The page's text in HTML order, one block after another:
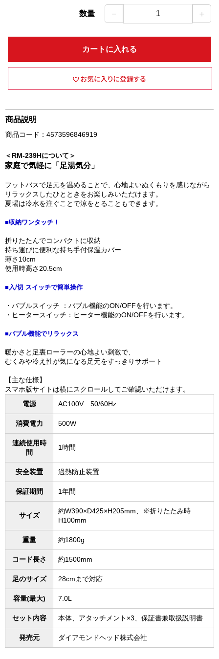
数量 － 1 ＋
カートに入れる
商品説明
商品コード：4573596846919
＜RM-239Hについて＞
家庭で気軽に「足湯気分」
フットバスで足元を温めることで、心地よいぬくもりを感じながら
リラックスしたひとときをお楽しみいただけます。
夏場は冷水を注ぐことで涼をとることもできます。
■収納ワンタッチ！
折りたたんでコンパクトに収納
持ち運びに便利な持ち手付保温カバー
薄さ10cm
使用時高さ20.5cm
■入/切 スイッチで簡単操作
・バブルスイッチ ：バブル機能のON/OFFを行います。
・ヒータースイッチ：ヒーター機能のON/OFFを行います。
■バブル機能でリラックス
暖かさと足裏ローラーの心地よい刺激で、
むくみや冷え性が気になる足元をすっきりサポート
【主な仕様】
スマホ版サイトは横にスクロールしてご確認いただけます。
電源
AC100V 50/60Hz
消費電力 500W
連続使用時
間
1時間
安全装置 過熱防止装置
保証期間 1年間
サイズ
約W390×D425×H205mm、※折りたたみ時
H100mm
重量 約1800g
コード長さ 約1500mm
足のサイズ 28cmまで対応
容量(最大) 7.0L
セット内容 本体、アタッチメント×3、保証書兼取扱説明書
発売元 ダイアモンドヘッド株式会社